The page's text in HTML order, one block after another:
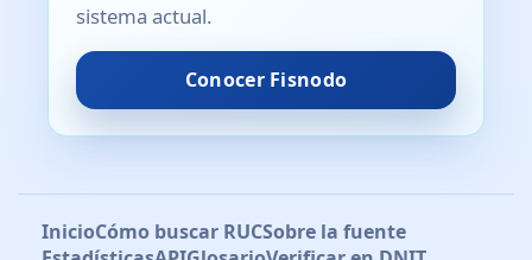
sistema actual.
Conocer Fisnodo
InicioCómo buscar RUCSobre la fuente